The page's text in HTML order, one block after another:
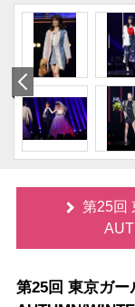
第25回
第25回 東京ガー